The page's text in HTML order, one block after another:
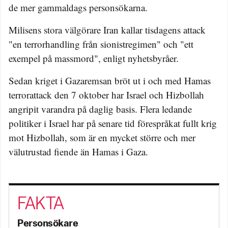
de mer gammaldags personsökarna.
Milisens stora välgörare Iran kallar tisdagens attack
"en terrorhandling från sionistregimen" och "ett
exempel på massmord", enligt nyhetsbyråer.
Sedan kriget i Gazaremsan bröt ut i och med Hamas
terrorattack den 7 oktober har Israel och Hizbollah
angripit varandra på daglig basis. Flera ledande
politiker i Israel har på senare tid förespråkat fullt krig
mot Hizbollah, som är en mycket större och mer
välutrustad fiende än Hamas i Gaza.
Personsökare